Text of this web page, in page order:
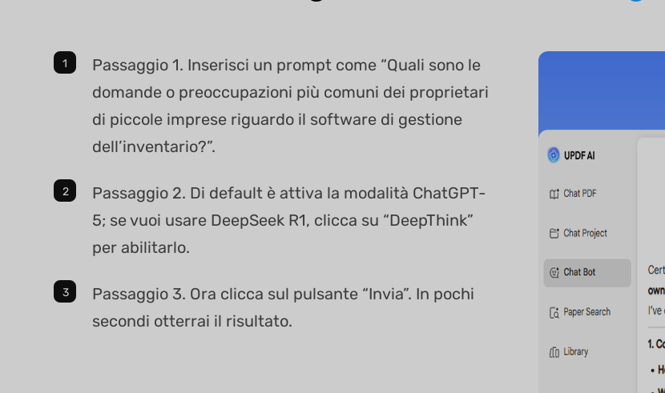
Passaggio 1. Inserisci un prompt come “Quali sono le
domande o preoccupazioni più comuni dei proprietari
di piccole imprese riguardo il software di gestione
dell’inventario?”.
Passaggio 2. Di default è attiva la modalità ChatGPT-
5; se vuoi usare DeepSeek R1, clicca su “DeepThink”
per abilitarlo.
Passaggio 3. Ora clicca sul pulsante “Invia”. In pochi
secondi otterrai il risultato.